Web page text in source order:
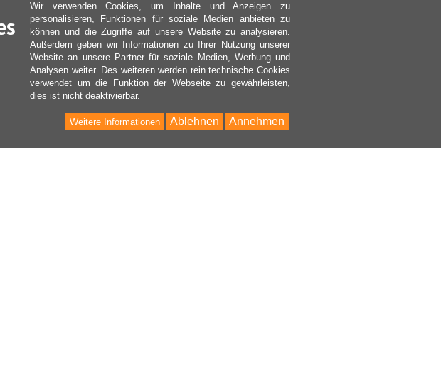
Wir verwenden Cookies, um Inhalte und Anzeigen zu
personalisieren, Funktionen für soziale Medien anbieten zu
können und die Zugriffe auf unsere Website zu analysieren.
Außerdem geben wir Informationen zu Ihrer Nutzung unserer
Website an unsere Partner für soziale Medien, Werbung und
Analysen weiter. Des weiteren werden rein technische Cookies
verwendet um die Funktion der Webseite zu gewährleisten,
dies ist nicht deaktivierbar.
Annehmen
Ablehnen
Weitere Informationen